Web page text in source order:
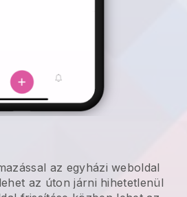
az egyházi weboldal
az úton járni hihetetlenül